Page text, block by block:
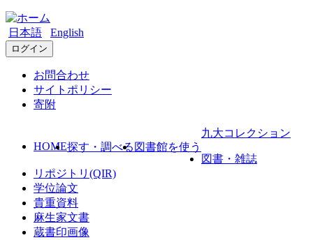
日本語 English
ログイン
お問合わせ
サイトポリシー
寄附
HOME探す・調べる 図書館を使う
九大コレクション
図書・雑誌
リポジトリ(QIR)
学位論文
貴重資料
麻生家文書
蔵書印画像